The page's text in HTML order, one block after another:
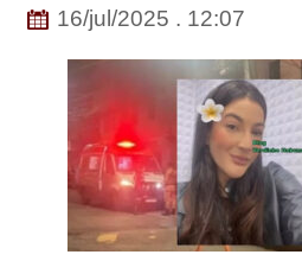
16/jul/2025 . 12:07